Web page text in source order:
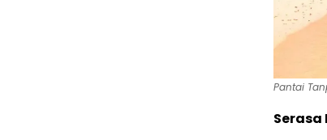
Pantai
Serasa